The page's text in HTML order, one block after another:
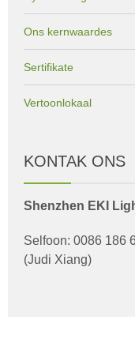
Ons kernwaardes
Sertifikate
Vertoonlokaal
KONTAK ONS
Shenzhen EKI
Selfoon: 0086 186
(Judi Xiang)